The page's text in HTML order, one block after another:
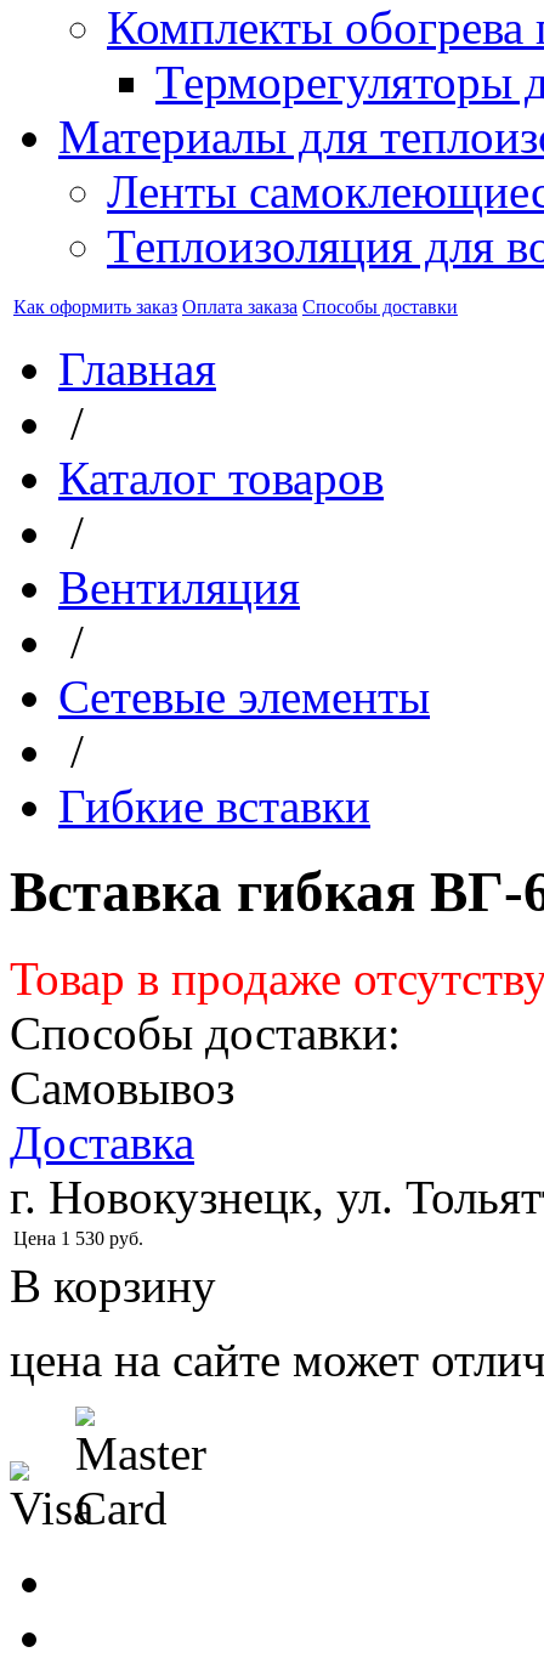
Комплекты обогрева
Терморегуляторы
Материалы для
Ленты
Теплоизоляция для
Как оформить заказ Оплата заказа Способы доставки
Главная
/
Каталог товаров
/
Вентиляция
/
Сетевые элементы
/
Гибкие вставки
Вставка гибкая ВГ-
Товар в продаже
Способы доставки:
Самовывоз
Доставка
г. Новокузнецк, ул.
Цена 1 530 руб.
В корзину
цена на сайте может